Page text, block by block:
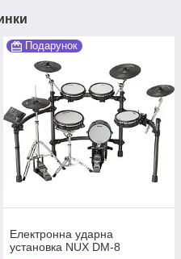
Подарунок
Електронна ударна
установка NUX DM-8